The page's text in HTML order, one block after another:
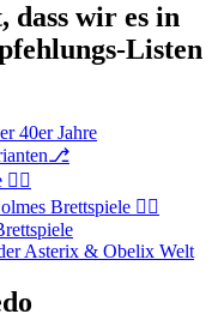
dass wir es in
Listen
40er Jahre
🕵️‍♀️
Brettspiele 🕵️‍♂️
Asterix & Obelix Welt